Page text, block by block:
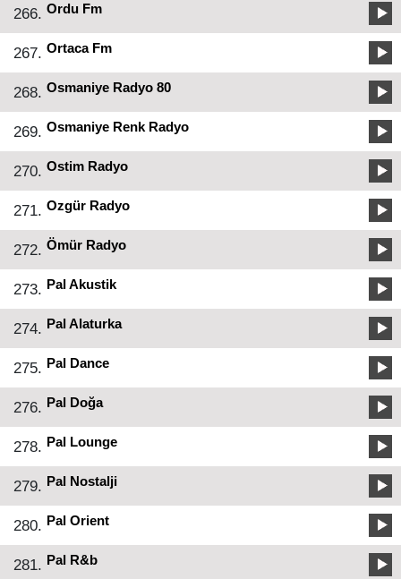
266. Ordu Fm
267. Ortaca Fm
268. Osmaniye Radyo 80
269. Osmaniye Renk Radyo
270. Ostim Radyo
271. Ozgür Radyo
272. Ömür Radyo
273. Pal Akustik
274. Pal Alaturka
275. Pal Dance
276. Pal Doğa
278. Pal Lounge
279. Pal Nostalji
280. Pal Orient
281. Pal R&b